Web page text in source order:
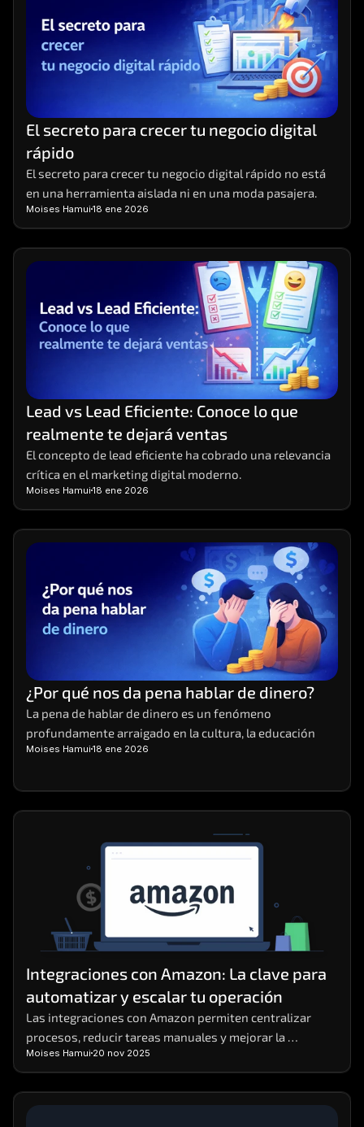
El secreto para crecer tu negocio digital
rápido
El secreto para crecer tu negocio digital rápido no está
en una herramienta aislada ni en una moda pasajera.
Moises Hamui 18 ene 2026
Lead vs Lead Eficiente: Conoce lo que
realmente te dejará ventas
El concepto de lead eficiente ha cobrado una relevancia
crítica en el marketing digital moderno.
Moises Hamui 18 ene 2026
¿Por qué nos da pena hablar de dinero?
La pena de hablar de dinero es un fenómeno
profundamente arraigado en la cultura, la educación
Moises Hamui 18 ene 2026
Integraciones con Amazon: La clave para
automatizar y escalar tu operación
Las integraciones con Amazon permiten centralizar
procesos, reducir tareas manuales y mejorar la
eficiencia operativa en negocios digitales.
Moises Hamui 20 nov 2025